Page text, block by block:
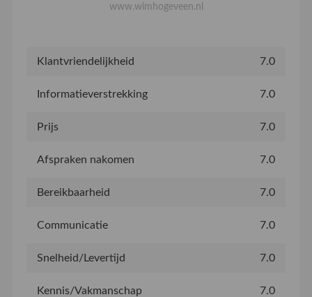
www.wimhogeveen.nl
Klantvriendelijkheid 7.0
Informatieverstrekking 7.0
Prijs 7.0
Afspraken nakomen 7.0
Bereikbaarheid 7.0
Communicatie 7.0
Snelheid/Levertijd 7.0
Kennis/Vakmanschap 7.0